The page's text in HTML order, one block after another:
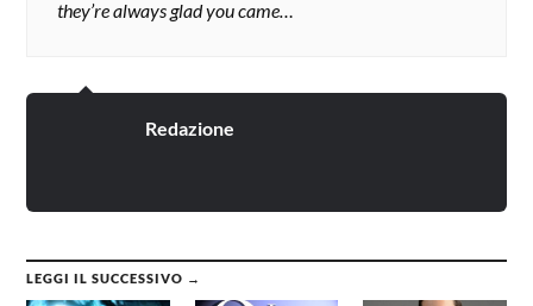
they’re always glad you came…
Redazione
LEGGI IL SUCCESSIVO →